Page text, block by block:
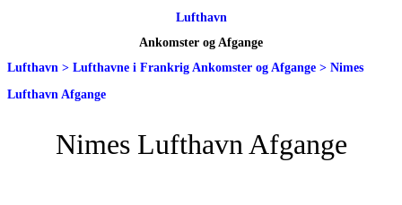
Lufthavn
Ankomster og Afgange
Lufthavn > Lufthavne i Frankrig Ankomster og Afgange > Nimes
Lufthavn Afgange
Nimes Lufthavn Afgange